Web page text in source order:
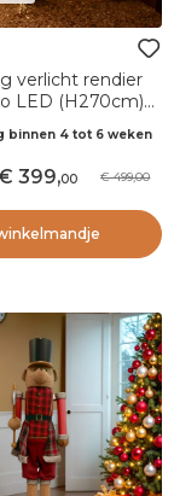
verlicht rendier
LED (H270cm)
binnen 4 tot 6 weken
399,00 499,00